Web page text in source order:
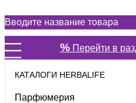
%Перейти в
КАТАЛОГИ HERBALIFE
Парфюмерия